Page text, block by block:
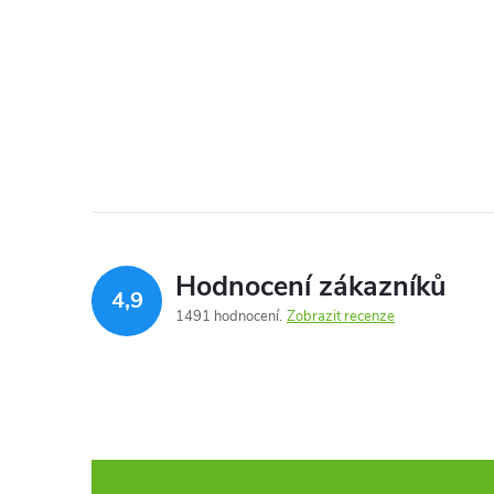
4,9 Hodnocení zákazníků
1491 hodnocení Zobrazit recenze